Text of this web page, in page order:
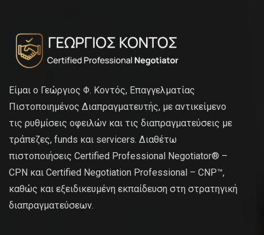
Είμαι ο Γεώργιος Φ. Κοντός, Επαγγελματίας
Πιστοποιημένος Διαπραγματευτής, με αντικείμενο
τις ρυθμίσεις οφειλών και τις διαπραγματεύσεις με
τράπεζες, funds και servicers. Διαθέτω
πιστοποιήσεις Certified Professional Negotiator® –
CPN και Certified Negotiation Professional – CNP™,
καθώς και εξειδικευμένη εκπαίδευση στη στρατηγική
διαπραγματεύσεων.